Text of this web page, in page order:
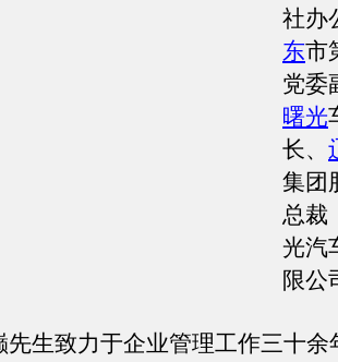
社办
东市
党委
曙光
长、
集团
总裁
光汽
限公
致力于企业管理工作三十余